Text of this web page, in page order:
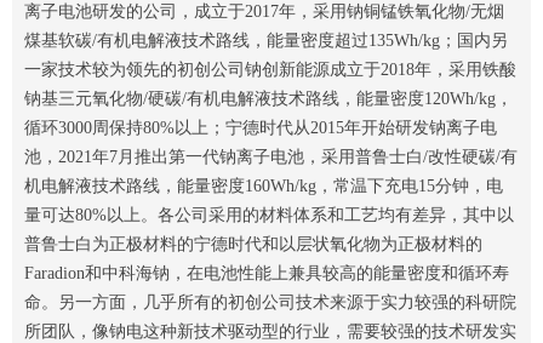
离子电池研发的公司，成立于2017年，采用钠铜锰铁氧化物/无烟
煤基软碳/有机电解液技术路线，能量密度超过135Wh/kg；国内另
一家技术较为领先的初创公司钠创新能源成立于2018年，采用铁酸
钠基三元氧化物/硬碳/有机电解液技术路线，能量密度120Wh/kg，
循环3000周保持80%以上；宁德时代从2015年开始研发钠离子电
池，2021年7月推出第一代钠离子电池，采用普鲁士白/改性硬碳/有
机电解液技术路线，能量密度160Wh/kg，常温下充电15分钟，电
量可达80%以上。各公司采用的材料体系和工艺均有差异，其中以
普鲁士白为正极材料的宁德时代和以层状氧化物为正极材料的
Faradion和中科海钠，在电池性能上兼具较高的能量密度和循环寿
命。另一方面，几乎所有的初创公司技术来源于实力较强的科研院
所团队，像钠电这种新技术驱动型的行业，需要较强的技术研发实